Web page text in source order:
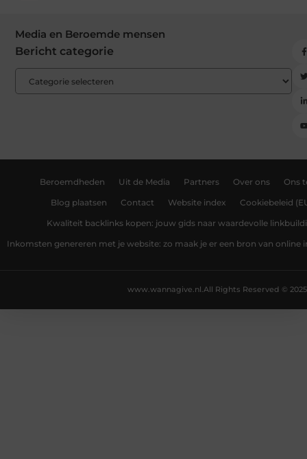
Media en Beroemde mensen
Bericht categorie
Beroemdheden Uit de Media Partners Over ons Ons
Blog plaatsen Contact Website index Cookiebeleid
Kwaliteit backlinks kopen: jouw gids naar waardevolle
Inkomsten genereren met je website: zo maak je er een bron van online
All Rights Reserved © 2025
www.wannagive.nl.